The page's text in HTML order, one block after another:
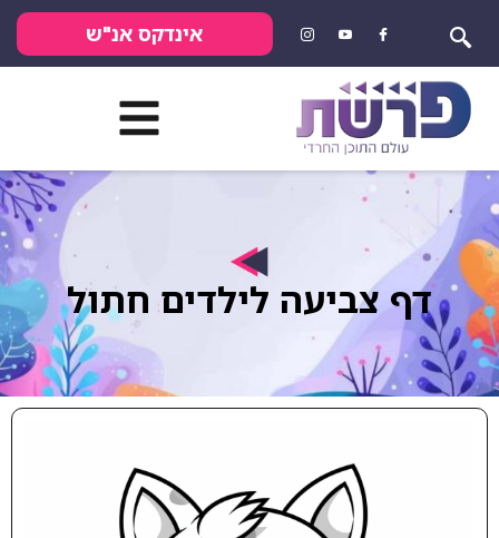
אינדקס אנ"ש
צביעה לילדים חתול